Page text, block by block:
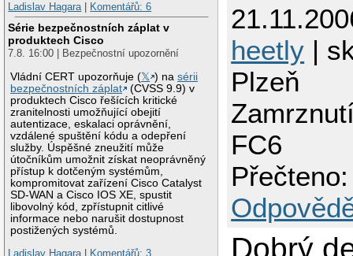
Ladislav Hagara| Komentářů: 6
Série bezpečnostních záplat v
produktech Cisco
7.8. 16:00 | Bezpečnostní upozornění
Vládní CERT upozorňuje (𝕏 ) nasérii
bezpečnostních záplat
(CVSS 9.9) v
produktech Cisco řešících kritické
zranitelnosti umožňující obejití
autentizace, eskalaci oprávnění,
vzdálené spuštění kódu a odepření
služby. Úspěšné zneužití může
útočníkům umožnit získat neoprávněný
přístup k dotčeným systémům,
kompromitovat zařízení Cisco Catalyst
SD-WAN a Cisco IOS XE, spustit
libovolný kód, zpřístupnit citlivé
informace nebo narušit dostupnost
postižených systémů.
Ladislav Hagara| Komentářů: 3
heetly |
Plzeň
FC6
Dobrý